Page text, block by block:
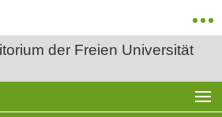
der Freien Universität